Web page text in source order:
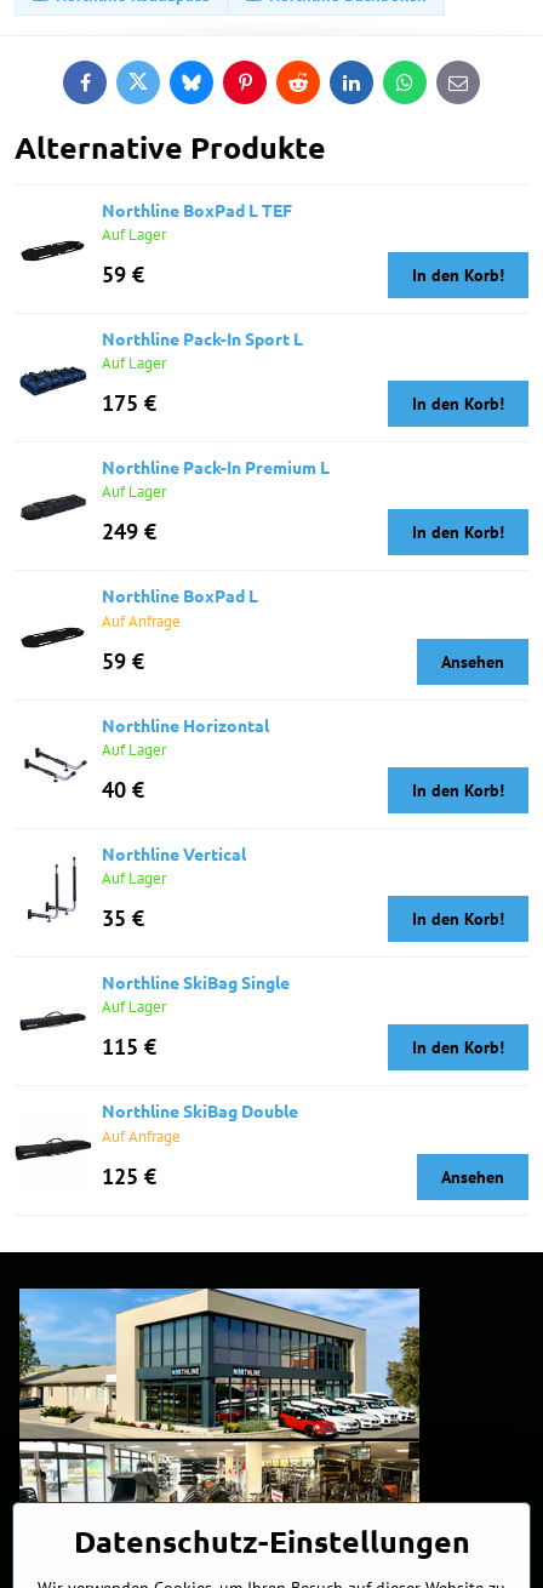
FacebookTwitterBlueskyPinterestReddit LinkedInWhatsApp
E-
mail
Alternative Produkte
Northline BoxPad L TEF
Auf Lager
59 € In den Korb!
Northline Pack-In Sport L
Auf Lager
175 € In den Korb!
Northline Pack-In Premium L
Auf Lager
249 € In den Korb!
Northline BoxPad L
Auf Anfrage
59 € Ansehen
Northline Horizontal
Auf Lager
40 € In den Korb!
Northline Vertical
Auf Lager
35 € In den Korb!
Northline SkiBag Single
Auf Lager
115 € In den Korb!
Northline SkiBag Double
Auf Anfrage
125 € Ansehen
Datenschutz-Einstellungen